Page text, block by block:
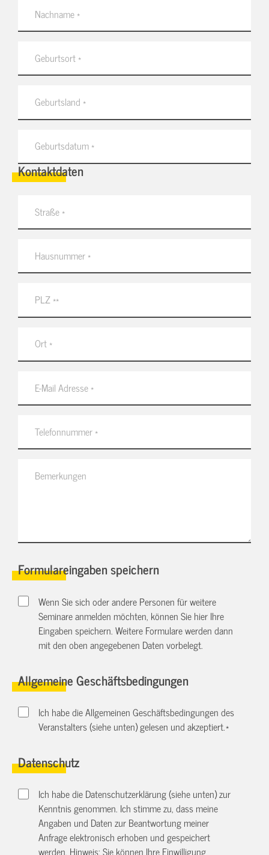
Kontaktdaten
Formulareingaben speichern
Wenn Sie sich oder andere Personen für weitere
Seminare anmelden möchten, können Sie hier Ihre
Eingaben speichern. Weitere Formulare werden dann
mit den oben angegebenen Daten vorbelegt.
Allgemeine Geschäftsbedingungen
Ich habe die Allgemeinen Geschäftsbedingungen des
Veranstalters (siehe unten) gelesen und akzeptiert.*
Datenschutz
Ich habe die Datenschutzerklärung (siehe unten) zur
Kenntnis genommen. Ich stimme zu, dass meine
Angaben und Daten zur Beantwortung meiner
Anfrage elektronisch erhoben und gespeichert
werden. Hinweis: Sie können Ihre Einwilligung